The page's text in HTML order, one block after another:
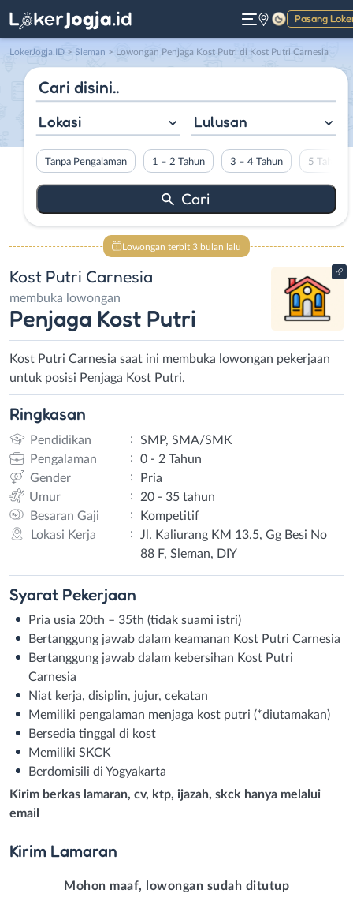
Pasang
Gelap
LokerJogja.ID > Sleman > Lowongan Penjaga Kost Putri di Kost Putri Carnesia
Lokasi Lulusan
Tanpa Pengalaman 1 – 2 Tahun 3 – 4 Tahun 5 Tahun
Lowongan terbit 3 bulan lalu
Kost Putri Carnesia
membuka lowongan
Penjaga Kost Putri
Kost Putri Carnesia saat ini membuka lowongan pekerjaan
untuk posisi Penjaga Kost Putri.
Ringkasan
Pendidikan :
SMP, SMA/SMK
Pengalaman
:
0 - 2 Tahun
Gender
:
Pria
Umur
:
20 - 35 tahun
Besaran Gaji
:
Kompetitif
Lokasi Kerja
:
Jl. Kaliurang KM 13.5, Gg Besi No
88 F, Sleman, DIY
Syarat Pekerjaan
Pria usia 20th – 35th (tidak suami istri)
Bertanggung jawab dalam keamanan Kost Putri Carnesia
Bertanggung jawab dalam kebersihan Kost Putri
Carnesia
Niat kerja, disiplin, jujur, cekatan
Memiliki pengalaman menjaga kost putri (*diutamakan)
Bersedia tinggal di kost
Memiliki SKCK
Berdomisili di Yogyakarta
Kirim berkas lamaran, cv, ktp, ijazah, skck hanya melalui
email
Kirim Lamaran
Mohon maaf, lowongan sudah ditutup